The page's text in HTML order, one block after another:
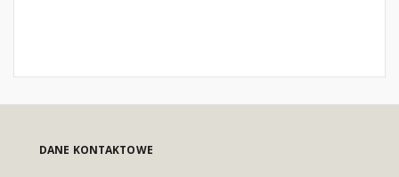
DANE KONTAKTOWE